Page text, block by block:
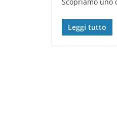
Leggi tutto